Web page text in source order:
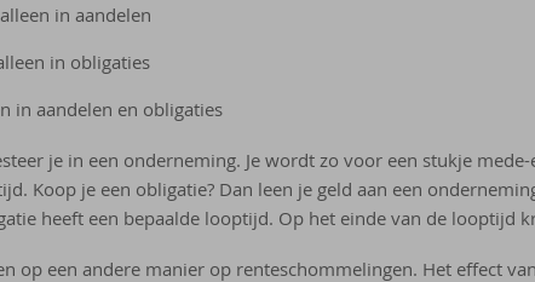
in aandelen
in obligaties
in aandelen en obligaties
je in een onderneming. Je wordt zo voor een stukje mede-
Koop je een obligatie? Dan leen je geld aan een
heeft een bepaalde looptijd. Op het einde van de looptijd
op een andere manier op renteschommelingen. Het effect van